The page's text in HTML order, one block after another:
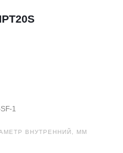
1
ВНУТРЕННИЙ, ММ